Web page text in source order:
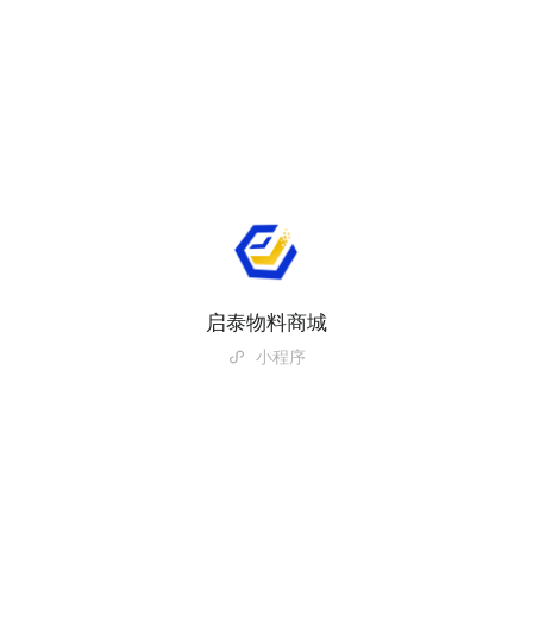
启泰物料商城
小程序